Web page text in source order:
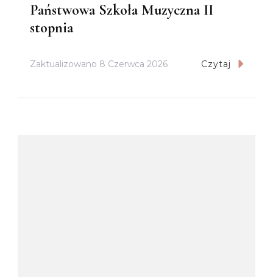
Państwowa Szkoła Muzyczna II
stopnia
Zaktualizowano 8 Czerwca 2026 Czytaj